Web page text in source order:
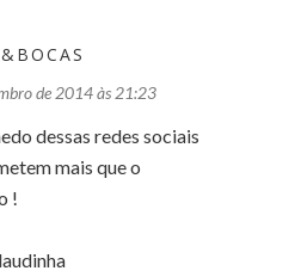
de 2014 às 21:23
dessas redes sociais
mais que o
!